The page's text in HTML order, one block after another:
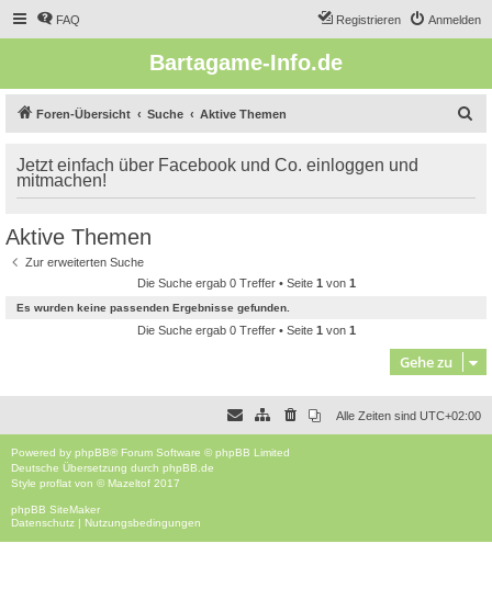
FAQ Anmelden
Registrieren
Bartagame-Info.de
Foren-Übersicht Suche Aktive Themen
Jetzt einfach über Facebook und Co. einloggen und
mitmachen!
Aktive Themen
Zur erweiterten Suche
Die Suche ergab 0 Treffer • Seite 1 von 1
Es wurden keine passenden Ergebnisse gefunden.
Die Suche ergab 0 Treffer • Seite 1 von 1
Gehe zu
Alle Zeiten sind UTC+02:00
Powered by phpBB® Forum Software © phpBB Limited
Deutsche Übersetzung durch phpBB.de
Style proflat von © Mazeltof 2017
phpBB SiteMaker
Datenschutz | Nutzungsbedingungen